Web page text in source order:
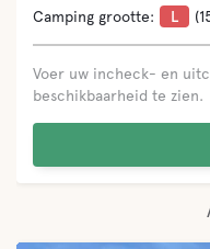
Camping grootte: L
Voer uw incheck- en
beschikbaarheid te zien.